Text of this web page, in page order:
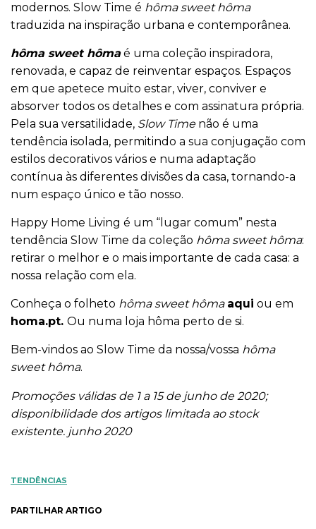
modernos. Slow Time é hôma sweet hôma
traduzida na inspiração urbana e contemporânea.
hôma sweet hômaé uma coleção inspiradora,
renovada, e capaz de reinventar espaços. Espaços
em que apetece muito estar, viver, conviver e
absorver todos os detalhes e com assinatura própria.
Pela sua versatilidade, Slow Timenão é uma
tendência isolada, permitindo a sua conjugação com
estilos decorativos vários e numa adaptação
contínua às diferentes divisões da casa, tornando-a
num espaço único e tão nosso.
Happy Home Living é um “lugar comum” nesta
tendência Slow Time da coleção hôma sweet hôma:
retirar o melhor e o mais importante de cada casa: a
nossa relação com ela.
Conheça o folheto hôma sweet hôma aqui ou em
homa.pt. Ou numa loja hôma perto de si.
Bem-vindos ao Slow Time da nossa/vossa hôma
sweet hôma.
Promoções válidas de 1 a 15 de junho de 2020;
disponibilidade dos artigos limitada ao stock
existente. junho 2020
TENDÊNCIAS
PARTILHAR ARTIGO